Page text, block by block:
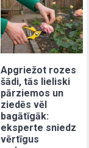
Apgriežot rozes
šādi, tās lieliski
pārziemos un
ziedēs vēl
bagātīgāk:
eksperte sniedz
vērtīgus